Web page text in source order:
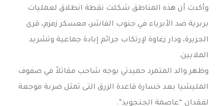
وأكدت أن هذه المناطق شكلت نقطة انطلاق لعمليات
بربرية ضد الأبرياء في جنوب الفاشر، معسكر زمزم، قرى
الجزيرة، ودار زغاوة لإرتكاب جرائم إبادة جماعية وتشريد
الملايين.
وظهر والد المتمرد حميدتي بوجه شاحب مقاتلاً في صفوف
المليشيا بعد خسارة قاعدة الزرق التى تمثل ضربة موجعة
لفقدان “عاصمة الجنجويد”.